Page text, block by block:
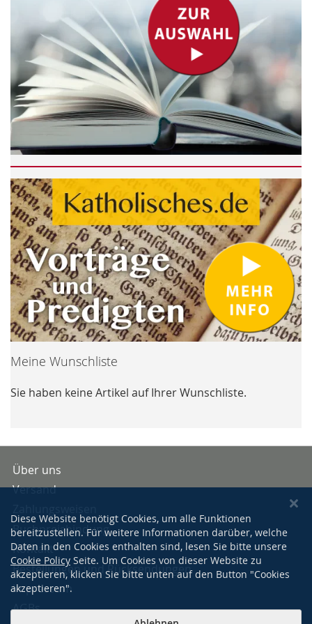
Meine Wunschliste
Sie haben keine Artikel auf Ihrer Wunschliste.
Über uns
Versand
Buchpreisbindung
Kontakt
Bestellungen und Rücksendungen
Impressum
AGBs
Diese Website benötigt Cookies, um alle Funktionen
bereitzustellen. Für weitere Informationen darüber, welche
Daten in den Cookies enthalten sind, lesen Sie bitte unsere
Cookie Policy Seite. Um Cookies von dieser Website zu
akzeptieren, klicken Sie bitte unten auf den Button "Cookies
akzeptieren".